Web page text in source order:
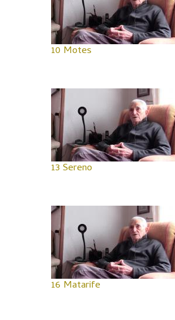
10 Motes
13 Sereno
16 Matarife